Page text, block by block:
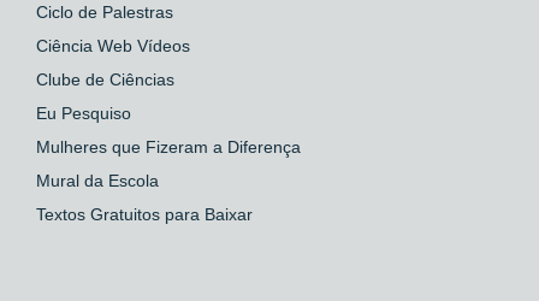
Ciclo de Palestras
Ciência Web Vídeos
Clube de Ciências
Eu Pesquiso
Mulheres que Fizeram a Diferença
Mural da Escola
Textos Gratuitos para Baixar